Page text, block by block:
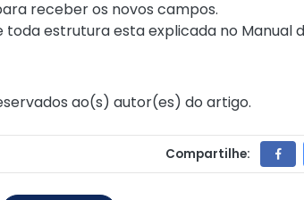
receber os novos campos.
estrutura esta explicada no Manual
ao(s) autor(es) do artigo.
Compartilhe: